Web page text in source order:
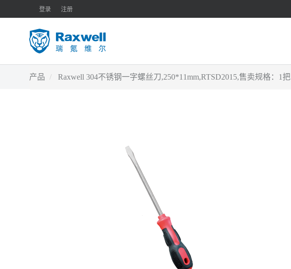
登录 注册
产品 Raxwell 304不锈钢一字螺丝刀,250*11mm,RTSD2015,售卖规格：1把